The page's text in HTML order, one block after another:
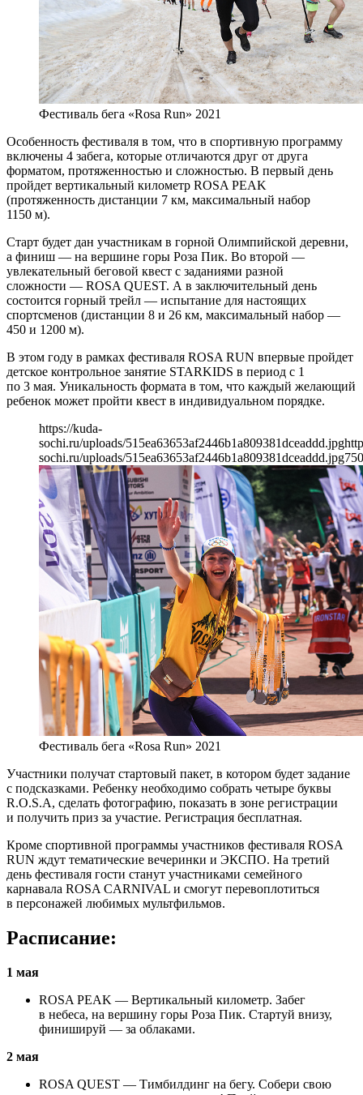
Фестиваль бега «Rosa Run» 2021
Особенность фестиваля в том, что в спортивную программу
включены 4 забега, которые отличаются друг от друга
форматом, протяженностью и сложностью. В первый день
пройдет вертикальный километр ROSA PEAK
(протяженность дистанции 7 км, максимальный набор
1150 м).
Старт будет дан участникам в горной Олимпийской деревни,
а финиш — на вершине горы Роза Пик. Во второй —
увлекательный беговой квест с заданиями разной
сложности — ROSA QUEST. А в заключительный день
состоится горный трейл — испытание для настоящих
спортсменов (дистанции 8 и 26 км, максимальный набор —
450 и 1200 м).
В этом году в рамках фестиваля ROSA RUN впервые пройдет
детское контрольное занятие STARKIDS в период с 1
по 3 мая. Уникальность формата в том, что каждый желающий
ребенок может пройти квест в индивидуальном порядке.
https://kuda-
sochi.ru/uploads/515ea63653af2446b1a809381dceaddd.jpg
sochi.ru/uploads/515ea63653af2446b1a809381dceaddd.jpg750
Фестиваль бега «Rosa Run» 2021
Участники получат стартовый пакет, в котором будет задание
с подсказками. Ребенку необходимо собрать четыре буквы
R.O.S.A, сделать фотографию, показать в зоне регистрации
и получить приз за участие. Регистрация бесплатная.
Кроме спортивной программы участников фестиваля ROSA
RUN ждут тематические вечеринки и ЭКСПО. На третий
день фестиваля гости станут участниками семейного
карнавала ROSA CARNIVAL и смогут перевоплотиться
в персонажей любимых мультфильмов.
Расписание:
1 мая
ROSA PEAK — Вертикальный километр. Забег
в небеса, на вершину горы Роза Пик. Стартуй внизу,
финишируй — за облаками.
2 мая
ROSA QUEST — Тимбилдинг на бегу. Собери свою